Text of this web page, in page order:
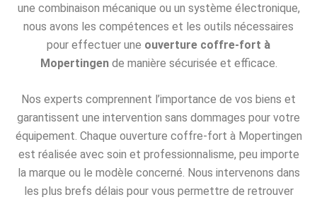
une combinaison mécanique ou un système électronique,
nous avons les compétences et les outils nécessaires
pour effectuer une ouverture coffre-fort à
Mopertingende manière sécurisée et efficace.
Nos experts comprennent l’importance de vos biens et
garantissent une intervention sans dommages pour votre
équipement. Chaque ouverture coffre-fort à Mopertingen
est réalisée avec soin et professionnalisme, peu importe
la marque ou le modèle concerné. Nous intervenons dans
les plus brefs délais pour vous permettre de retrouver